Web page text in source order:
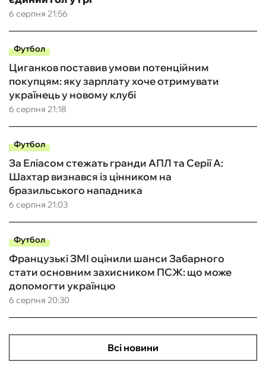
6 серпня 21:56
Футбол
6 серпня 21:18
Циганков поставив умови потенційним
покупцям: яку зарплату хоче отримувати
українець у новому клубі
Футбол
6 серпня 21:03
За Еліасом стежать гранди АПЛ та Серії А:
Шахтар визнався із цінником на
бразильського нападника
Футбол
6 серпня 20:30
Французькі ЗМІ оцінили шанси Забарного
стати основним захисником ПСЖ: що може
допомогти українцю
Всі новини